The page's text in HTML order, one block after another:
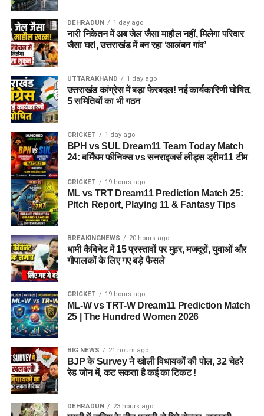
DEHRADUN 1 day ago
नारी निकेतन में अब जेल जैसा माहौल नहीं, मिलेगा परिवार
जैसा घर!, उत्तराखंड में बन रहा ‘आलंबन गांव’
UTTARAKHAND 1 day ago
उत्तराखंड कांग्रेस में बड़ा फेरबदल! नई कार्यकारिणी घोषित,
5 समितियों का भी गठन
CRICKET 1 day ago
BPH vs SUL Dream11 Team Today Match
24: बर्मिंघम फीनिक्स vs सनराइजर्स लीड्स ड्रीम11 टीम
CRICKET 19 hours ago
ML vs TRT Dream11 Prediction Match 25:
Pitch Report, Playing 11 & Fantasy Tips
BREAKINGNEWS 20 hours ago
धामी कैबिनेट में 15 प्रस्तावों पर मुहर, मजदूरों, युवाओं और
गौपालकों के लिए गए बड़े फैसले
CRICKET 19 hours ago
ML-W vs TRT-W Dream11 Prediction Match
25 | The Hundred Women 2026
BIG NEWS 21 hours ago
BJP के Survey ने खोली विधायकों की पोल, 32 चेहरे
रेड जोन में, कट सकता है कई का टिकट !
DEHRADUN 23 hours ago